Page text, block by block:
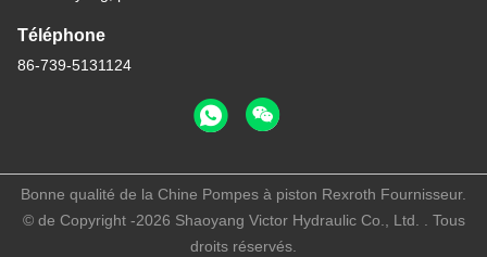
Téléphone
86-739-5131124
Bonne qualité de la Chine Pompes à piston Rexroth Fournisseur.
© de Copyright -2026 Shaoyang Victor Hydraulic Co., Ltd. . Tous
droits réservés.